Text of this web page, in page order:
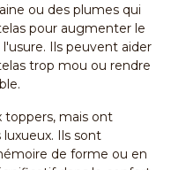
ou des plumes qui
pour augmenter le
Ils peuvent aider
trop mou ou rendre
toppers, mais ont
Ils sont
de forme ou en